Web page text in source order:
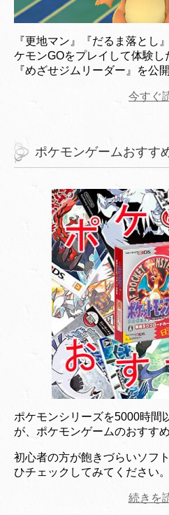
『更地マン』『だるま落と
ケモンGOをプレイして体験
『めざせジムリーダー』を公
今すぐ
ポケモンゲームおすす
ポケモンシリーズを5000時間
が、ポケモンゲームのおすす
初心者の方が飽きづらいソフ
ひチェックしてみてください。
続きを